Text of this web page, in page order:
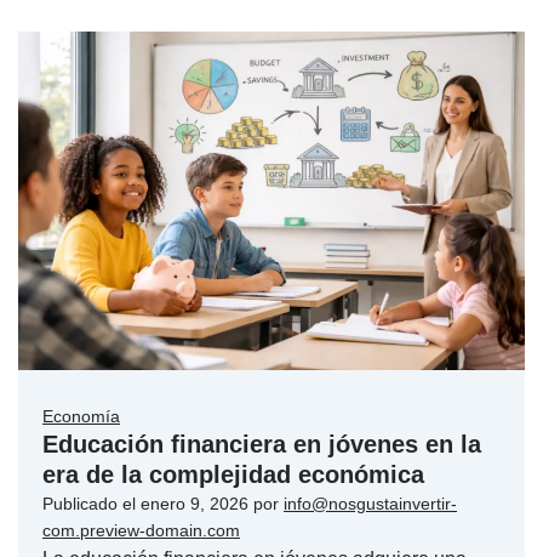
Economía
Educación financiera en jóvenes en la
era de la complejidad económica
Publicado el enero 9, 2026 por info@nosgustainvertir-
com.preview-domain.com